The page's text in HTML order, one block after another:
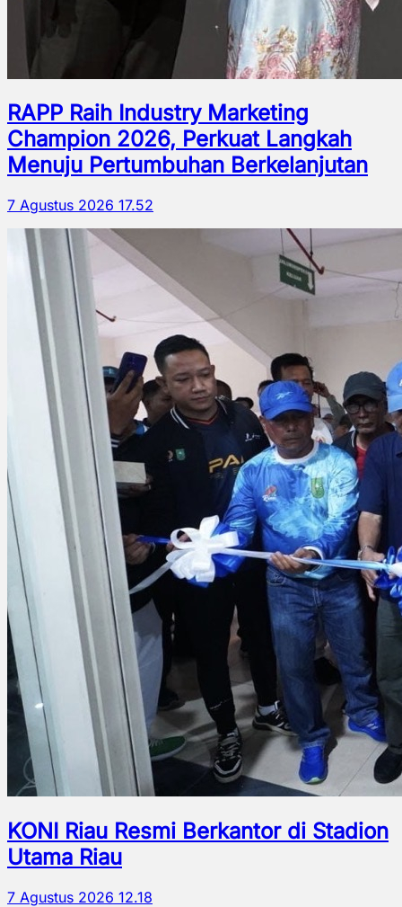
RAPP Raih Industry Marketing
Champion 2026, Perkuat Langkah
Menuju Pertumbuhan Berkelanjutan
7 Agustus 2026 17.52
KONI Riau Resmi Berkantor di Stadion
Utama Riau
7 Agustus 2026 12.18